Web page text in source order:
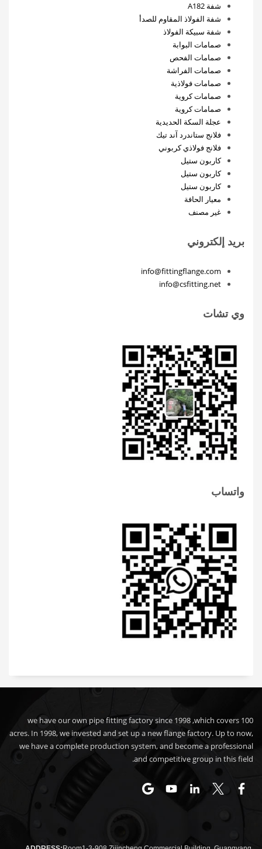
شفة A182
شفة الفولاذ المقاوم للصدأ
شفة سبيكة الفولاذ
صمامات البوابة
صمامات الفحص
صمامات الفراشة
صمامات فولاذية
صمامات كروية
صمامات كروية
عجلة السكة الحديدية
فلانج ستاندرد آند تيك
فلانج فولاذي كربوني
كاربون ستيل
كاربون ستيل
كاربون ستيل
معيار الحافة
غير مصنف
بريد إلكتروني
info@fittingflange.com
info@csfitting.net
وي تشات
واتساب
we have our own pipe fitting factory since 1998 ,which covers 100
acres. In 1998, we invested and set up a new flange factory. Up to now,
we have a complete production system, and become a professional
and competitive group in this field.